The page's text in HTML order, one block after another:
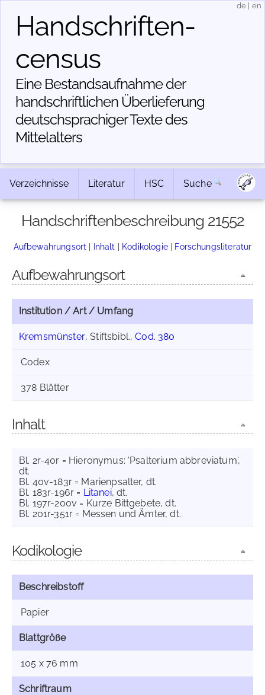
Handschriften­
census
Eine Bestandsaufnahme der
handschriftlichen Über­lieferung
deutschsprachiger Texte des
Mittelalters
de en
Verzeichnisse Literatur HSC Suche
Handschriftenbeschreibung 21552
Aufbewahrungsort | Inhalt | Kodikologie| Forschungsliteratur
Aufbewahrungsort
Institution / Art / Umfang
Kremsmünster, Stiftsbibl.,Cod. 380
Codex
378 Blätter
Inhalt
Bl. 2r-40r = Hieronymus: 'Psalterium abbreviatum',
dt.
Bl. 40v-183r = Marienpsalter, dt.
Bl. 183r-196r = Litanei, dt.
Bl. 197r-200v = Kurze Bittgebete, dt.
Bl. 201r-351r = Messen und Ämter, dt.
Kodikologie
Beschreibstoff
Papier
Blattgröße
105 x 76 mm
Schriftraum